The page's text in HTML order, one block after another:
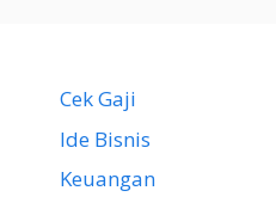
Cek Gaji
Ide Bisnis
Keuangan